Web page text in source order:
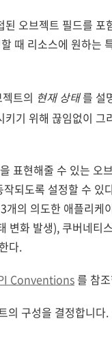
오브젝트 필드를 포
때 리소스에 원하는
트의 현재 상태를 설
기 위해 끊임없이 그
표현해줄 수 있는 오
되도록 설정할 수 있
의 의도한 애플리케
변화 발생), 쿠버네티
다.
Conventions 를 참
의 구성을 결정합니다.